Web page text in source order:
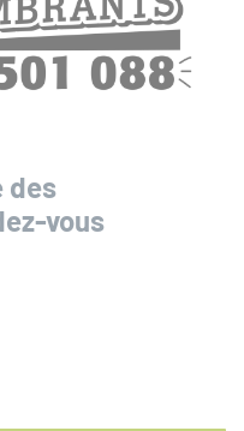
des
vous